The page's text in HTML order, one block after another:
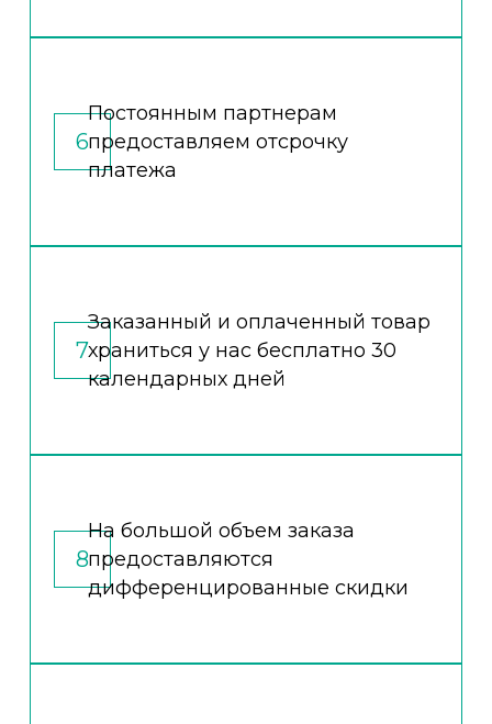
6
Постоянным партнерам
предоставляем отсрочку
платежа
7
Заказанный и оплаченный товар
храниться у нас бесплатно 30
календарных дней
8
На большой объем заказа
предоставляются
дифференцированные скидки